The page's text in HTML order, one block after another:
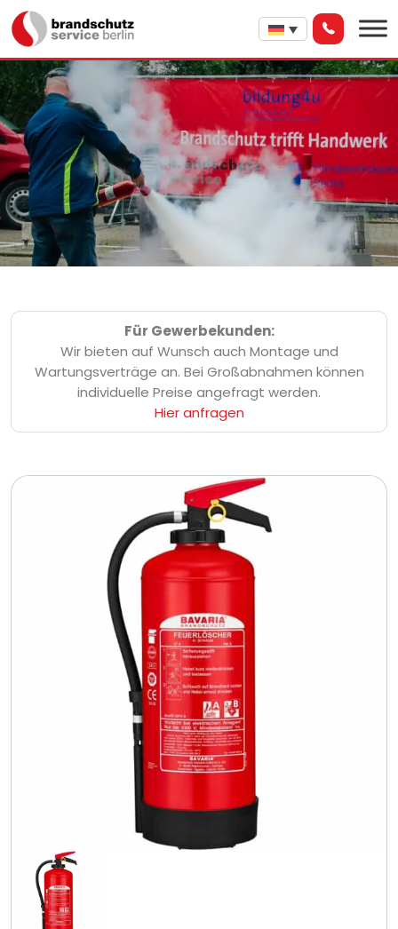
Für Gewerbekunden:
Wir bieten auf Wunsch auch Montage und
Wartungsverträge an. Bei Großabnahmen können
individuelle Preise angefragt werden.
Hier anfragen